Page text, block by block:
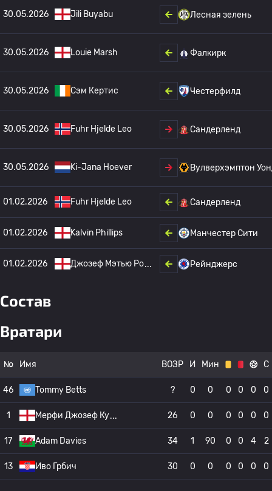
30.05.2026 Jili Buyabu Лесная зелень
30.05.2026 Louie Marsh Фалкирк
30.05.2026 Сэм Кертис Честерфилд
30.05.2026 Fuhr Hjelde Leo Сандерленд
30.05.2026 Ki-Jana Hoever Вулверхэмптон
01.02.2026 Fuhr Hjelde Leo Сандерленд
01.02.2026 Kalvin Phillips Манчестер Сити
01.02.2026 Джозеф Мэтью Ро Рейнджерс
Состав
Вратари
№ Имя ВОЗР И Мин С
46 Tommy Betts ? 0 0 0 0 0 0
1 Мерфи Джозеф Ку 26 0 0 0 0 0 0
17 Adam Davies 34 1 90 0 0 4 2
13 Иво Грбич 30 0 0 0 0 0 0